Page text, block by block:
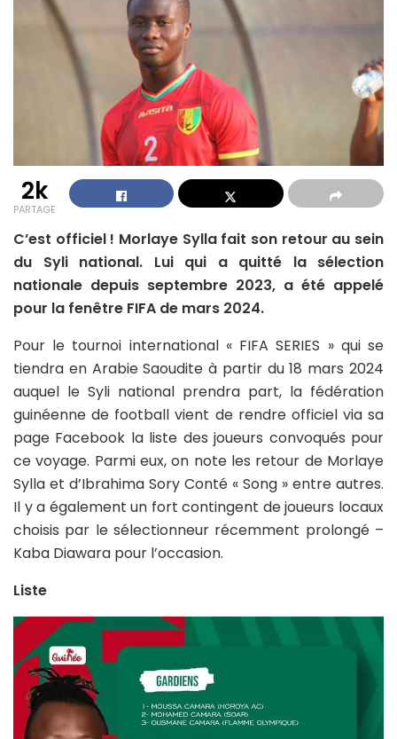
2k
PARTAGE
C’est officiel ! Morlaye Sylla fait son retour au sein
du Syli national. Lui qui a quitté la sélection
nationale depuis septembre 2023, a été appelé
pour la fenêtre FIFA de mars 2024.
Pour le tournoi international « FIFA SERIES » qui se
tiendra en Arabie Saoudite à partir du 18 mars 2024
auquel le Syli national prendra part, la fédération
guinéenne de football vient de rendre officiel via sa
page Facebook la liste des joueurs convoqués pour
ce voyage. Parmi eux, on note les retour de Morlaye
Sylla et d’Ibrahima Sory Conté « Song » entre autres.
Il y a également un fort contingent de joueurs locaux
choisis par le sélectionneur récemment prolongé –
Kaba Diawara pour l’occasion.
Liste